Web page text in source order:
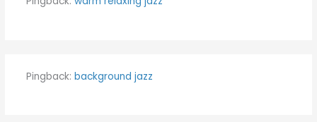
Pingback: background jazz